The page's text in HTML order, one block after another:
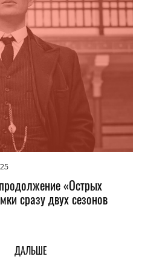
«Острых
сразу двух сезонов
ДАЛЬШЕ